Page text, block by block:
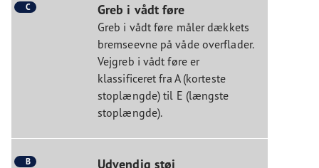
C Greb i vådt føre
Greb i vådt føre måler dækkets
bremseevne på våde overflader.
Vejgreb i vådt føre er
klassificeret fra A (korteste
stoplængde) til E (længste
stoplængde).
B Udvendig støj